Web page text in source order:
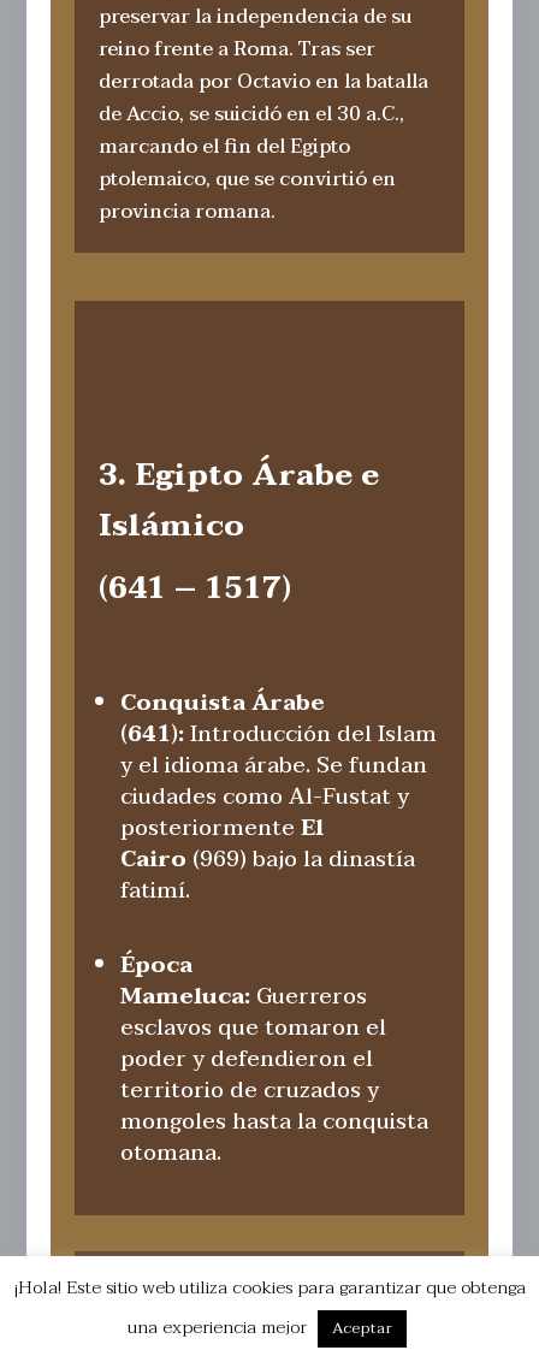
preservar la independencia de su
reino frente a Roma. Tras ser
derrotada por Octavio en la batalla
de Accio, se suicidó en el 30 a.C.,
marcando el fin del Egipto
ptolemaico, que se convirtió en
provincia romana.
3. Egipto Árabe e
Islámico
(641 – 1517)
Conquista Árabe
(641):Introducción del Islam
y el idioma árabe. Se fundan
ciudades como Al-Fustat y
posteriormente El
Cairo (969) bajo la dinastía
fatimí.
Época
Mameluca:Guerreros
esclavos que tomaron el
poder y defendieron el
territorio de cruzados y
mongoles hasta la conquista
otomana.
¡Hola! Este sitio web utiliza cookies para garantizar que obtenga
una experiencia mejor
Aceptar